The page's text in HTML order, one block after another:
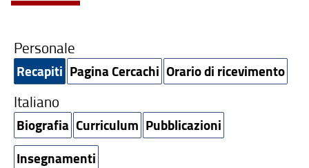
Personale
Recapiti Pagina Cercachi Orario di ricevimento
Italiano
Biografia Curriculum Pubblicazioni
Insegnamenti